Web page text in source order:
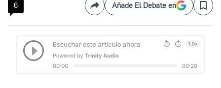
6 CompartirAñade El Debate en Save